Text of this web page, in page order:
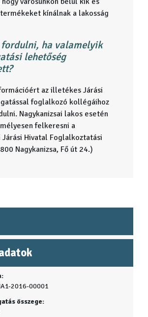
kínálnak a lakosság
ha valamelyik
lehetőség
az illetékes Járási
foglalkozó kollégáihoz
Nagykanizsai lakos esetén
felkeresni a
Járási Hivatal Foglalkoztatási
Nagykanizsa, Fő út 24.)
2016-00001
összege: